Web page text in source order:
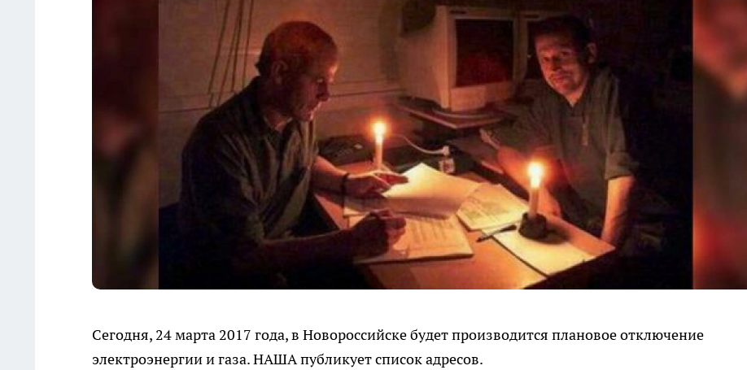
Сегодня, 24 марта 2017 года, в Новороссийске будет производится плановое отключение
электроэнергии и газа. НАША публикует список адресов.